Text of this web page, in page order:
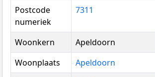
Postcode
numeriek
7311
Woonkern Apeldoorn
Woonplaats
Apeldoorn